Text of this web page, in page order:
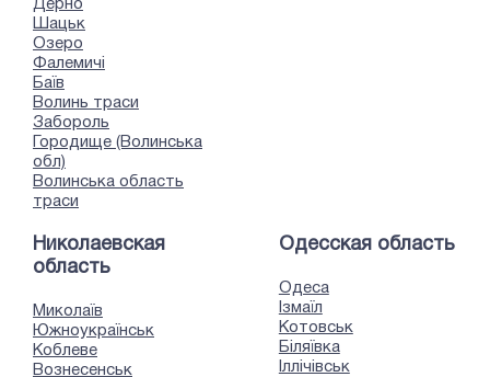
Дерно
Шацьк
Озеро
Фалемичі
Баїв
Волинь траси
Забороль
Городище (Волинська
обл)
Волинська область
траси
Николаевская
область
Миколаїв
Южноукраїнськ
Коблеве
Вознесенськ
Одесская область
Одеса
Ізмаїл
Котовськ
Біляївка
Іллічівськ